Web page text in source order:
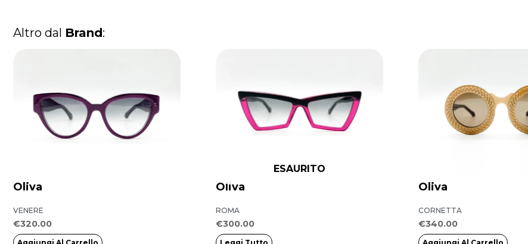
Altro dal Brand:
Oliva
VENERE
€320.00
Oliva
ESAURITO
ROMA
€300.00
Oliva
CORNETTA
€340.00